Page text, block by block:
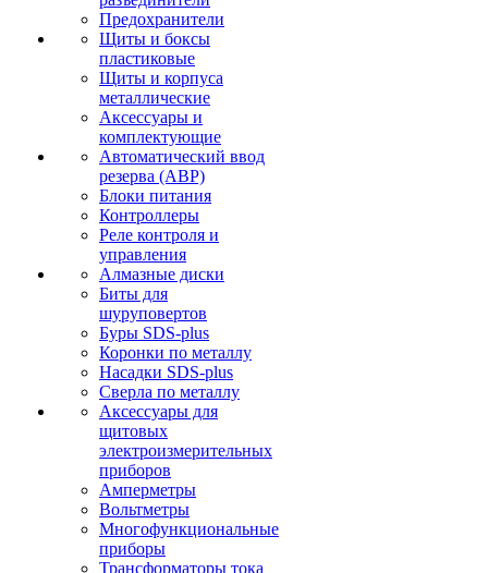
Предохранители
Щиты и боксы
пластиковые
Щиты и корпуса
металлические
Аксессуары и
комплектующие
Автоматический ввод
резерва (АВР)
Блоки питания
Контроллеры
Реле контроля и
управления
Алмазные диски
Биты для
шуруповертов
Буры SDS-plus
Коронки по металлу
Насадки SDS-plus
Сверла по металлу
Аксессуары для
щитовых
электроизмерительных
приборов
Амперметры
Вольтметры
Многофункциональные
приборы
Трансформаторы тока